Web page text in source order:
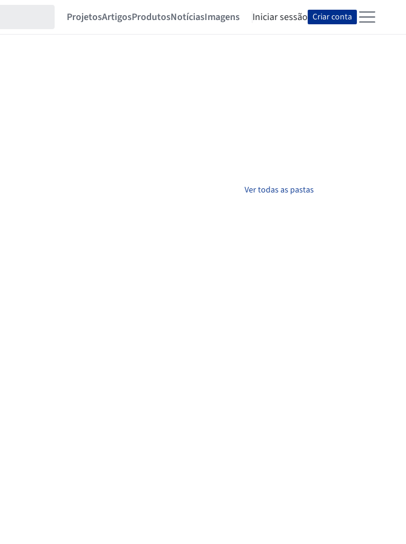
ProjetosArtigosProdutosNotíciasImagens Iniciar sessão Criar conta
Ver todas as pastas